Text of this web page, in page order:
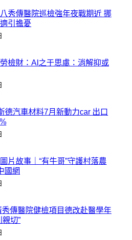
秀傳醫院巡檢強年夜戰期近 挪
引擔憂
檢財：AI之于思慮：消解抑或
德汽車材料7月新動力car 出口
片故事｜“有牛哥”守護村落農
國網
傳醫院健檢項目德改赴醫學年
切”